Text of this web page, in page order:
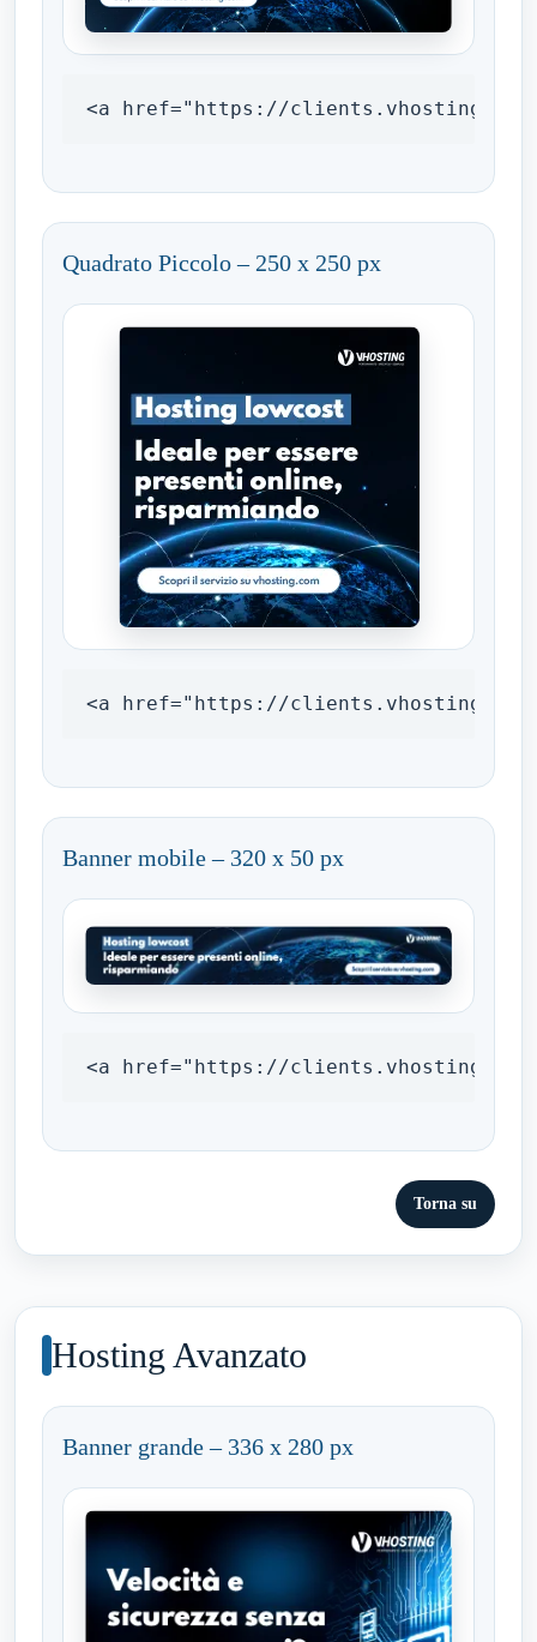
<a href="https://clients.vhosting.com/
Quadrato Piccolo – 250 x 250 px
<a href="https://clients.vhosting.com/
Banner mobile – 320 x 50 px
<a href="https://clients.vhosting.com/
Torna su
Hosting Avanzato
Banner grande – 336 x 280 px